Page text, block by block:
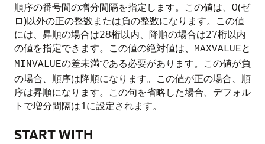
順序の番号間の増分間隔を指定します。この値は、0(ゼ
ロ)以外の正の整数または負の整数になります。この値
には、昇順の場合は28桁以内、降順の場合は27桁以内
の値を指定できます。この値の絶対値は、
MAXVALUEと
MINVALUEの差未満である必要があります。この値が負
の場合、順序は降順になります。この値が正の場合、順
序は昇順になります。この句を省略した場合、デフォル
トで増分間隔は1に設定されます。
START WITH